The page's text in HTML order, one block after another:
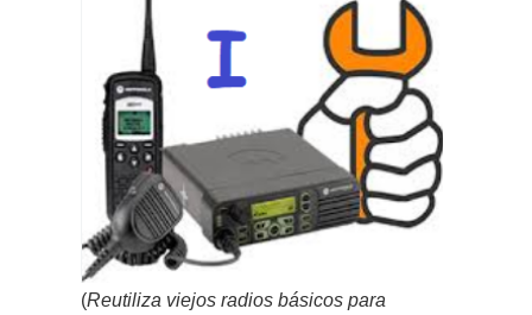
HISTORIA DE LA RADIO
IMÁGENES CRECJ
LA PULGA MERCANTE
LITERATURA DE LA RADIO
(Reutiliza viejos radios básicos para